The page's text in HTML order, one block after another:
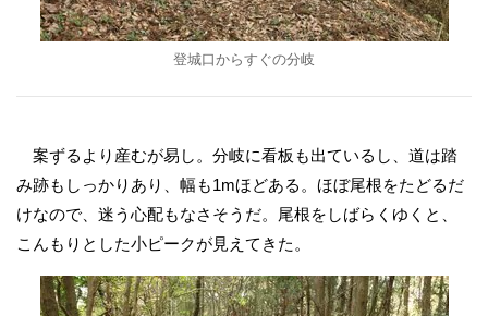
登城口からすぐの分岐
案ずるより産むが易し。分岐に看板も出ているし、道は踏
み跡もしっかりあり、幅も1mほどある。ほぼ尾根をたどるだ
けなので、迷う心配もなさそうだ。尾根をしばらくゆくと、
こんもりとした小ピークが見えてきた。